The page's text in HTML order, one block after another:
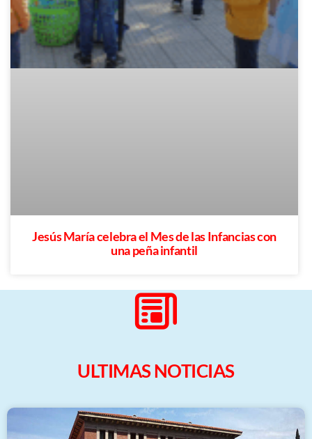
Jesús María celebra el Mes de las Infancias con
una peña infantil
ULTIMAS NOTICIAS